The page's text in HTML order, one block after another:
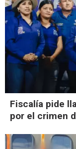
Fiscalía pide
por el crimen